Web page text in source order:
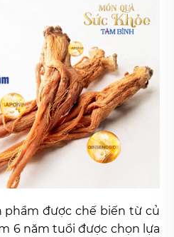
phẩm được chế biến từ củ
6 năm tuổi được chọn lựa